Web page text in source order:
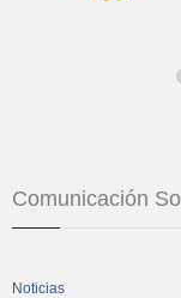
Comunicación
Noticias